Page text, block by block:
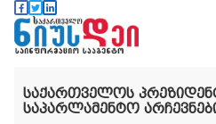
საქართველოს
საპარლამენტო